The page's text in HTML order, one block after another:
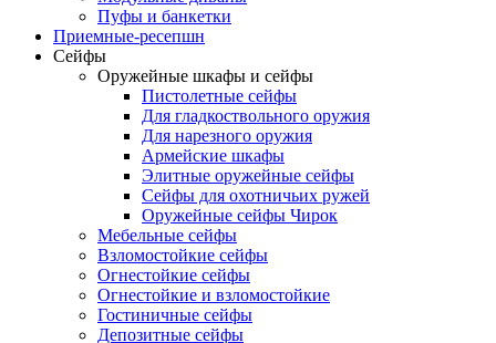
Пуфы и банкетки
Приемные-ресепшн
Сейфы
Оружейные шкафы и сейфы
Пистолетные сейфы
Для гладкоствольного оружия
Для нарезного оружия
Армейские шкафы
Элитные оружейные сейфы
Сейфы для охотничьих ружей
Оружейные сейфы Чирок
Мебельные сейфы
Взломостойкие сейфы
Огнестойкие сейфы
Огнестойкие и взломостойкие
Гостиничные сейфы
Депозитные сейфы